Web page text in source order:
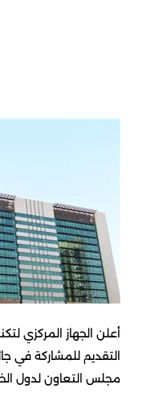
أعلن الجهاز المركزي
التقديم للمشاركة في
مجلس التعاون لدول